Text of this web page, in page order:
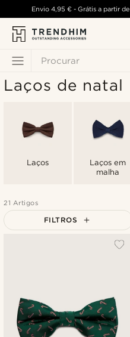
Procurar
Envio 4,95 €- Grátis a partir de
Laços de natal
Laços
Laços em
malha
21 Artigos
FILTROS